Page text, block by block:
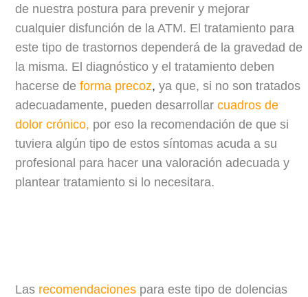
de nuestra postura para prevenir y mejorar
cualquier disfunción de la ATM. El tratamiento para
este tipo de trastornos dependerá de la gravedad de
la misma. El diagnóstico y el tratamiento deben
hacerse de forma precoz,ya que, si no son tratados
adecuadamente, pueden desarrollar cuadros de
dolor crónico, por eso la recomendación de que si
tuviera algún tipo de estos síntomas acuda a su
profesional para hacer una valoración adecuada y
plantear tratamiento si lo necesitara.
Las recomendaciones para este tipo de dolencias